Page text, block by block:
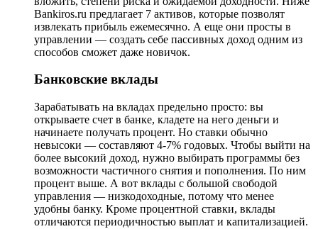
Bankiros.ru предлагает 7 активов, которые позволят
извлекать прибыль ежемесячно. А еще они просты в
управлении — создать себе пассивных доход одним из
способов сможет даже новичок.
Банковские вклады
Зарабатывать на вкладах предельно просто: вы
открываете счет в банке, кладете на него деньги и
начинаете получать процент. Но ставки обычно
невысоки — составляют 4-7% годовых. Чтобы выйти на
более высокий доход, нужно выбирать программы без
возможности частичного снятия и пополнения. По ним
процент выше. А вот вклады с большой свободой
управления — низкодоходные, потому что менее
удобны банку. Кроме процентной ставки, вклады
отличаются периодичностью выплат и капитализацией.